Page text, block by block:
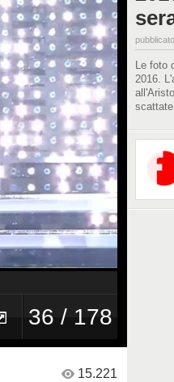
36 / 178
Le foto
2016.
15.221